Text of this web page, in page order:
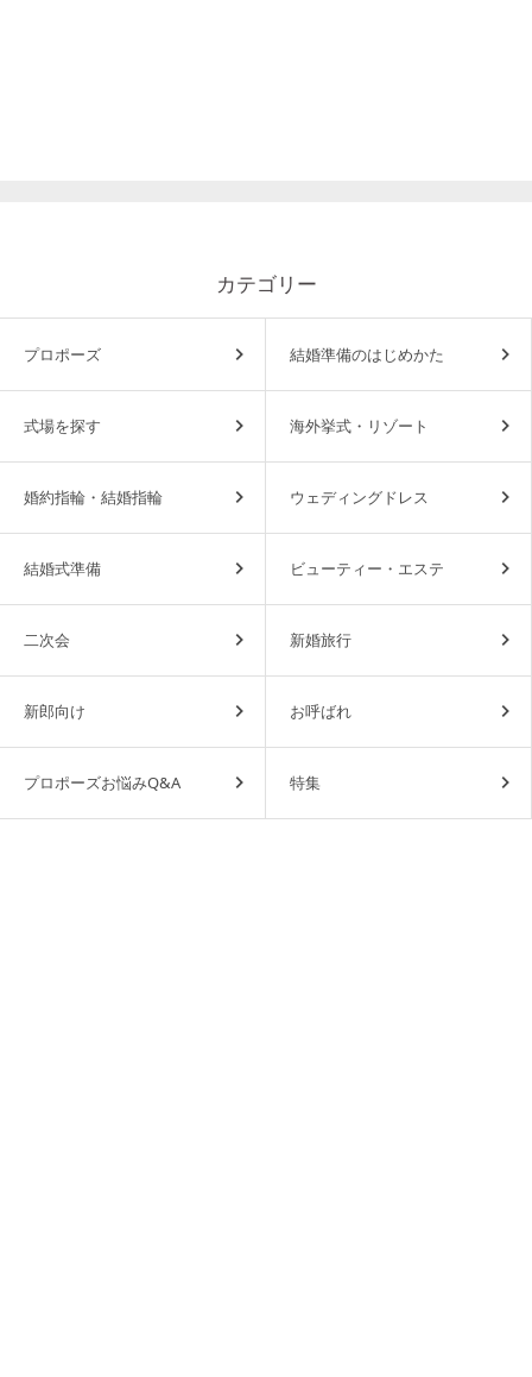
カテゴリー
プロポーズ 結婚準備のはじめかた
式場を探す 海外挙式・リゾート
婚約指輪・結婚指輪 ウェディングドレス
結婚式準備 ビューティー・エステ
二次会 新婚旅行
新郎向け お呼ばれ
プロポーズお悩みQ&A 特集